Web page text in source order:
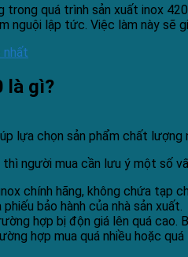
trong quá trình sản xuất inox
nguội lập tức. Việc làm này
nhất
là gì?
lựa chọn sản phẩm chất lượng
người mua cần lưu ý một số
chính hãng, không chứa tạp
bảo hành của nhà sản xuất.
hợp bị độn giá lên quá
hợp mua quá nhiều hoặc quá